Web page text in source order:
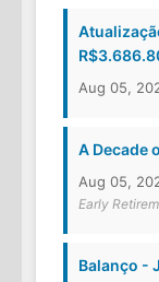
Aug 05,
A Decade
Aug 05,
Early
Balanço -